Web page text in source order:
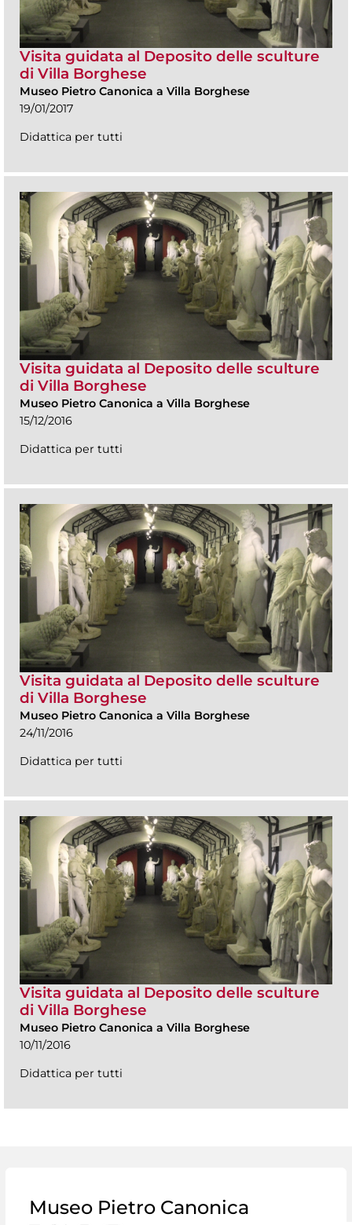
Visita guidata al Deposito delle sculture
di Villa Borghese
Museo Pietro Canonica a Villa Borghese
19/01/2017
Didattica per tutti
Visita guidata al Deposito delle sculture
di Villa Borghese
Museo Pietro Canonica a Villa Borghese
15/12/2016
Didattica per tutti
Visita guidata al Deposito delle sculture
di Villa Borghese
Museo Pietro Canonica a Villa Borghese
24/11/2016
Didattica per tutti
Visita guidata al Deposito delle sculture
di Villa Borghese
Museo Pietro Canonica a Villa Borghese
10/11/2016
Didattica per tutti
Museo Pietro Canonica